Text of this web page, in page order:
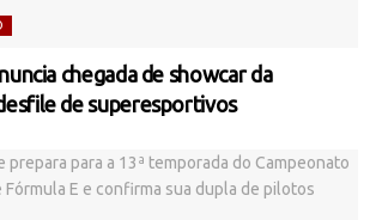
chegada de showcar da
de superesportivos